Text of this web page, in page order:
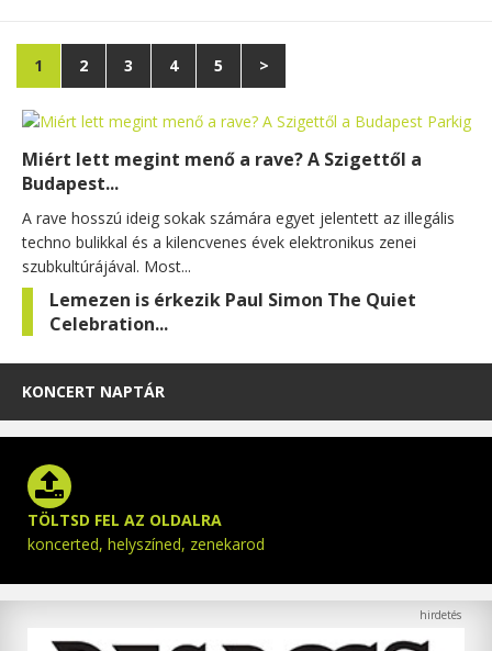
1 2 3 4 5 >
Miért lett megint menő a rave? A Szigettől a
Budapest...
A rave hosszú ideig sokak számára egyet jelentett az illegális
techno bulikkal és a kilencvenes évek elektronikus zenei
szubkultúrájával. Most...
Lemezen is érkezik Paul Simon The Quiet
Celebration...
KONCERT NAPTÁR
TÖLTSD FEL AZ OLDALRA
koncerted, helyszíned, zenekarod